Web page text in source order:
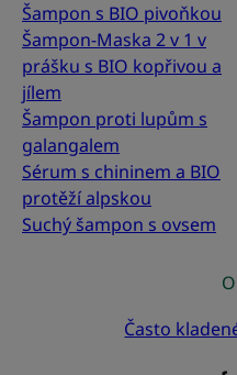
Šampon s BIO pivoňkou
Šampon-Maska 2 v 1 v
prášku s BIO kopřivou a
jílem
Šampon proti lupům s
galangalem
Sérum s chininem a BIO
protěží alpskou
Suchý šampon s ovsem
Často